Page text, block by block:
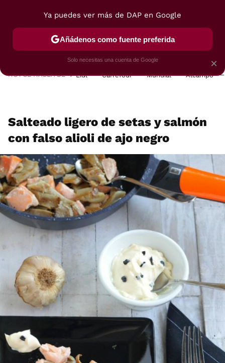
POSTRES VIAJES SELECCIÓN VEGUI
HOY SE HABLA DE Lidl Carrefour Mundial Alcampo
Salteado ligero de setas y salmón
con falso alioli de ajo negro
×
Ya puedes ver más de DAP en Google
Añádenos como fuente preferida
Solo necesitas una cuenta de Google